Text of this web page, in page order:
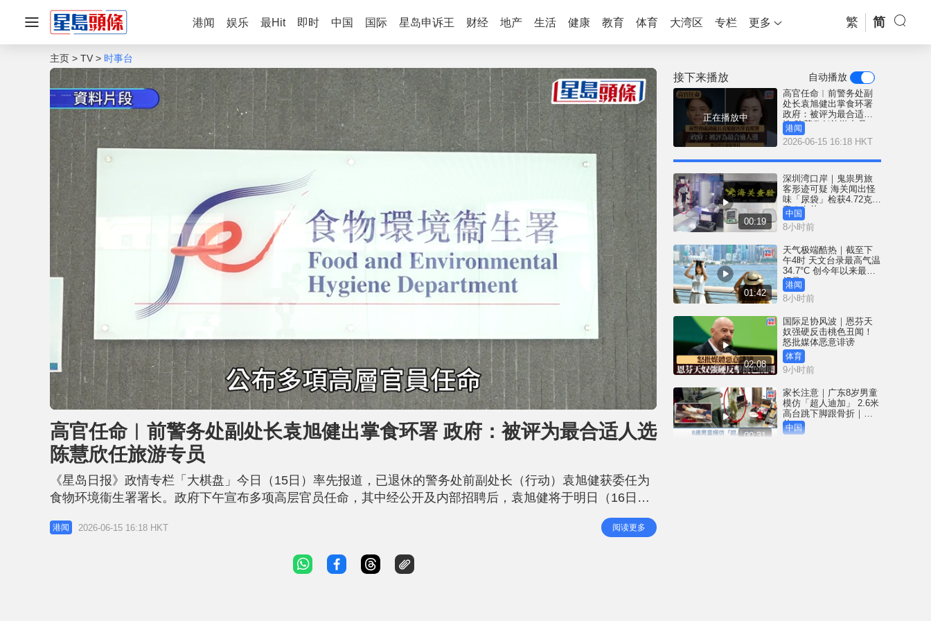
港闻 娱乐 最Hit 即时 中国 国际 星岛申诉王 财经 地产 生活 健康 教育 体育 大湾区 专栏 更多 繁 简
主页 TV 时事台
U
n
u
t
o
d
e
d
:
6
%
高官任命︱前警务处副处长袁旭健出掌食环署 政府：被评为最合适人选
陈慧欣任旅游专员
《星岛日报》政情专栏「大棋盘」今日（15日）率先报道，已退休的警务处前副处长（行动）袁旭健获委任为
食物环境衞生署署长。政府下午宣布多项高层官员任命，其中经公开及内部招聘后，袁旭健将于明日（16日）
接替吴文杰出掌食环署。 杨何蓓茵：袁旭健具出色领导才能 继续推动改革 今次是政府首次就食环署长职位进
行公开招聘，获取录人士按公务员合约条款受聘，为期3年，月薪近30万元。公务员事务局局长杨何蓓茵表示，
港闻 2026-06-15 16:18 HKT 阅读更多
接下来播放 自动播放
正在播放中
高官任命︱前警务处副
处长袁旭健出掌食环署
政府：被评为最合适人
选 陈慧欣任旅游专员
港闻
2026-06-15 16:18 HKT
00:19
深圳湾口岸｜鬼祟男旅
客形迹可疑 海关闻出怪
味「尿袋」检获4.72克冰
毒｜有片
中国
8小时前
01:42
天气极端酷热｜截至下
午4时 天文台录最高气温
34.7°C 创今年以来最高
纪录
港闻
8小时前
02:08
国际足协风波｜恩芬天
奴强硬反击桃色丑闻！
怒批媒体恶意诽谤
体育
9小时前
00:31
家长注意｜广东8岁男童
模仿「超人迪加」 2.6米
高台跳下脚跟骨折｜有
片
中国